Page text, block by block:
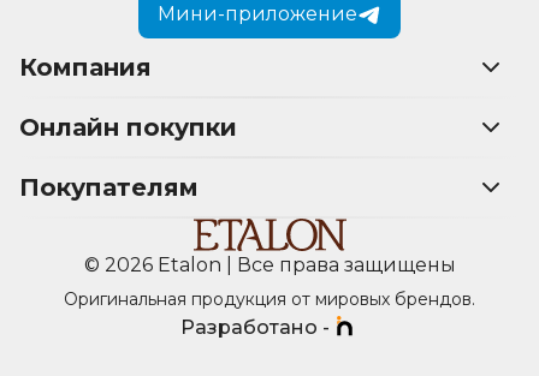
Мини-приложение
Компания
Онлайн покупки
Покупателям
© 2026 Etalon | Все права защищены
Оригинальная продукция от мировых брендов.
Разработано -